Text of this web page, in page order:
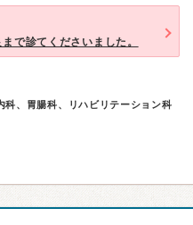
で診てくださいました。
科、胃腸科、リハビリテーション科